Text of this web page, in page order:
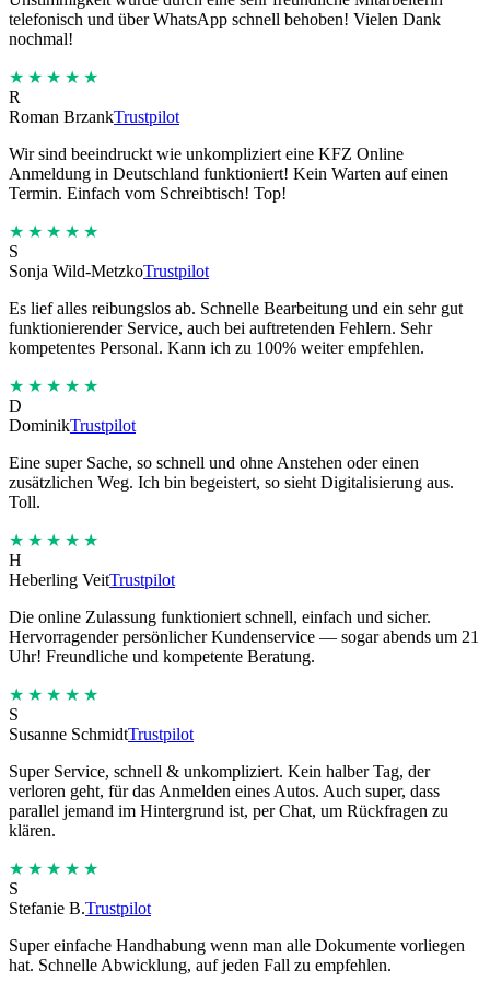
telefonisch und über WhatsApp schnell behoben! Vielen Dank
nochmal!
★★★★★
R
Roman BrzankTrustpilot
Wir sind beeindruckt wie unkompliziert eine KFZ Online
Anmeldung in Deutschland funktioniert! Kein Warten auf einen
Termin. Einfach vom Schreibtisch! Top!
★★★★★
S
Sonja Wild-MetzkoTrustpilot
Es lief alles reibungslos ab. Schnelle Bearbeitung und ein sehr gut
funktionierender Service, auch bei auftretenden Fehlern. Sehr
kompetentes Personal. Kann ich zu 100% weiter empfehlen.
★★★★★
D
DominikTrustpilot
Eine super Sache, so schnell und ohne Anstehen oder einen
zusätzlichen Weg. Ich bin begeistert, so sieht Digitalisierung aus.
Toll.
★★★★★
H
Heberling VeitTrustpilot
Die online Zulassung funktioniert schnell, einfach und sicher.
Hervorragender persönlicher Kundenservice — sogar abends um 21
Uhr! Freundliche und kompetente Beratung.
★★★★★
S
Susanne SchmidtTrustpilot
Super Service, schnell & unkompliziert. Kein halber Tag, der
verloren geht, für das Anmelden eines Autos. Auch super, dass
parallel jemand im Hintergrund ist, per Chat, um Rückfragen zu
klären.
★★★★★
S
Stefanie B.Trustpilot
Super einfache Handhabung wenn man alle Dokumente vorliegen
hat. Schnelle Abwicklung, auf jeden Fall zu empfehlen.